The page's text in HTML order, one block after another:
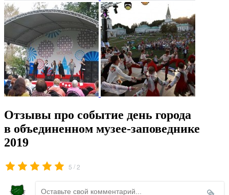
Отзывы про событие день города
в объединенном музее-заповеднике
2019
5 /2